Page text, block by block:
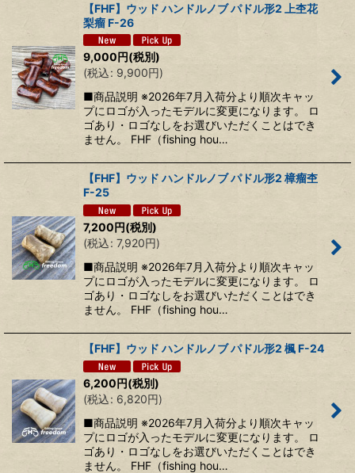
【FHF】ウッド ハンドルノブ パドル形2 上杢花
梨瘤 F-26
9,000円(税別)
(税込: 9,900円)
■商品説明 ※2026年7月入荷分より順次キャッ
プにロゴが入ったモデルに変更になります。 ロ
ゴあり・ロゴなしをお選びいただくことはでき
ません。 FHF（fishing hou…
【FHF】ウッド ハンドルノブ パドル形2 樟瘤杢
F-25
7,200円(税別)
(税込: 7,920円)
■商品説明 ※2026年7月入荷分より順次キャッ
プにロゴが入ったモデルに変更になります。 ロ
ゴあり・ロゴなしをお選びいただくことはでき
ません。 FHF（fishing hou…
【FHF】ウッド ハンドルノブ パドル形2 楓 F-24
6,200円(税別)
(税込: 6,820円)
■商品説明 ※2026年7月入荷分より順次キャッ
プにロゴが入ったモデルに変更になります。 ロ
ゴあり・ロゴなしをお選びいただくことはでき
ません。 FHF（fishing hou…